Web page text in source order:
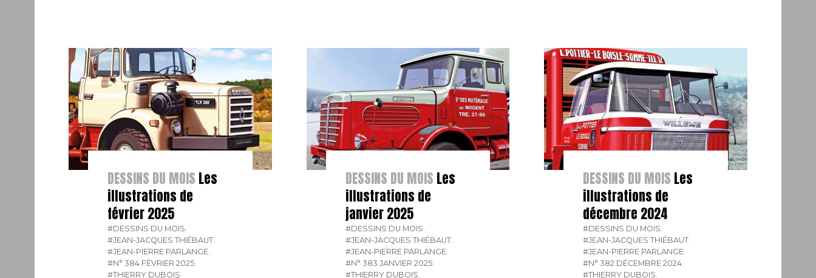
DESSINS DU MOIS Les
illustrations de
février 2025
#DESSINS DU MOIS.
#JEAN-JACQUES THIÉBAUT.
#JEAN-PIERRE PARLANGE.
#N° 384 FÉVRIER 2025.
#THIERRY DUBOIS.
DESSINS DU MOIS Les
illustrations de
janvier 2025
#DESSINS DU MOIS.
#JEAN-JACQUES THIÉBAUT.
#JEAN-PIERRE PARLANGE.
#N° 383 JANVIER 2025.
#THIERRY DUBOIS.
DESSINS DU MOIS Les
illustrations de
décembre 2024
#DESSINS DU MOIS.
#JEAN-JACQUES THIÉBAUT.
#JEAN-PIERRE PARLANGE.
#N° 382 DÉCEMBRE 2024.
#THIERRY DUBOIS.